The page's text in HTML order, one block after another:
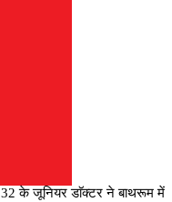
के जूनियर डाॅक्टर ने बाथरूम में